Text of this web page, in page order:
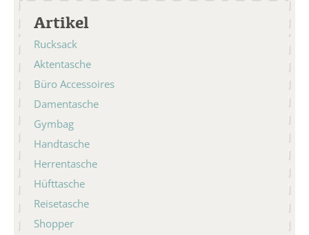
Artikel
Rucksack
Aktentasche
Büro Accessoires
Damentasche
Gymbag
Handtasche
Herrentasche
Hüfttasche
Reisetasche
Shopper